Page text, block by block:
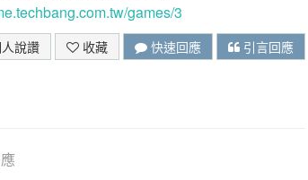
games/3
說讚 收藏 快速回應 引言回應